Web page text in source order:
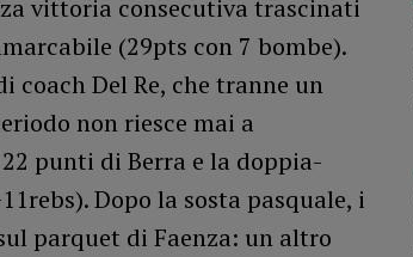
vittoria consecutiva trascinati
(29pts con 7 bombe).
Del Re, che tranne un
non riesce mai a
punti di Berra e la doppia-
Dopo la sosta pasquale, i
parquet di Faenza: un altro